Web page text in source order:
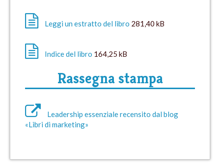
Leggi un estratto del libro 281,40 kB
Indice del libro 164,25 kB
Rassegna stampa
Leadership essenziale recensito dal blog
«Libri di marketing»